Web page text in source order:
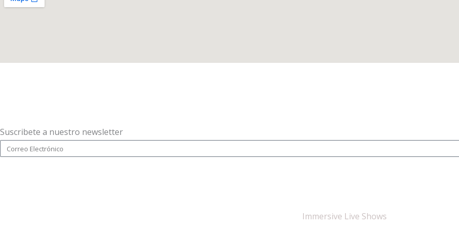
Suscribete a nuestro newsletter
Email
Immersive Live Shows